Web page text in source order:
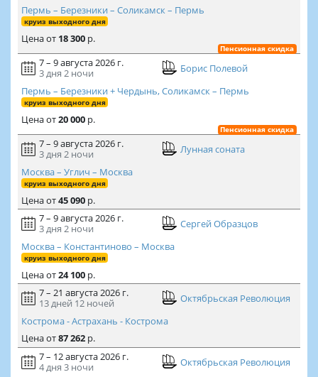
Пермь – Березники – Соликамск – Пермь
круиз выходного дня
Ценаот 18 300р.
Пенсионная скидка
7 – 9 августа 2026 г.
3 дня 2 ночи
Борис Полевой
Пермь – Березники + Чердынь, Соликамск – Пермь
круиз выходного дня
Ценаот20 000р.
Пенсионная скидка
7 – 9 августа 2026 г.
3 дня 2 ночи
Лунная соната
Москва – Углич – Москва
круиз выходного дня
Ценаот45 090р.
7 – 9 августа 2026 г.
3 дня 2 ночи
Сергей Образцов
Москва – Константиново – Москва
круиз выходного дня
Ценаот24 100р.
7 – 21 августа 2026 г.
13 дней 12 ночей
Октябрьская Революция
Кострома - Астрахань - Кострома
Ценаот87 262р.
7 – 12 августа 2026 г.
4 дня 3 ночи
Октябрьская Революция